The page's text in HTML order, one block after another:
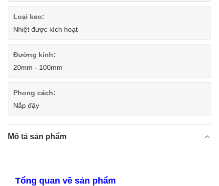
Loại keo:
Nhiệt được kích hoạt
Đường kính:
20mm - 100mm
Phong cách:
Nắp đậy
Mô tả sản phẩm
Tổng quan về sản phẩm